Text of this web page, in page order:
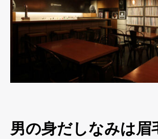
男の身だしなみは眉